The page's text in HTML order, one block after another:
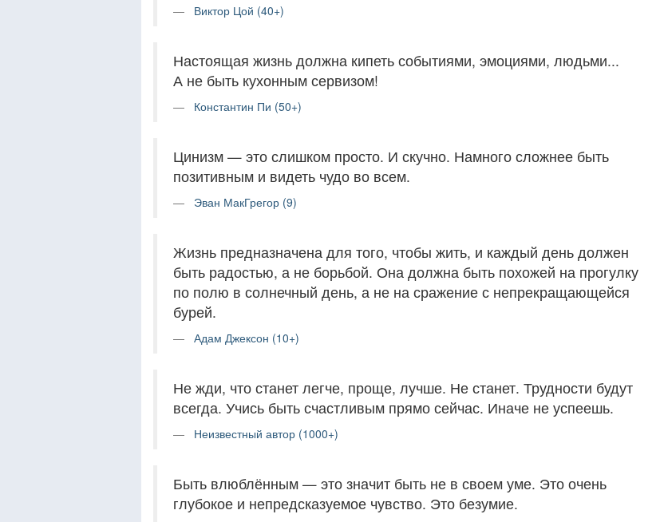
Виктор Цой (40+)
Настоящая жизнь должна кипеть событиями, эмоциями, людьми...
А не быть кухонным сервизом!
Константин Пи (50+)
Цинизм — это слишком просто. И скучно. Намного сложнее быть
позитивным и видеть чудо во всем.
Эван МакГрегор (9)
Жизнь предназначена для того, чтобы жить, и каждый день должен
быть радостью, а не борьбой. Она должна быть похожей на прогулку
по полю в солнечный день, а не на сражение с непрекращающейся
бурей.
Адам Джексон (10+)
Не жди, что станет легче, проще, лучше. Не станет. Трудности будут
всегда. Учись быть счастливым прямо сейчас. Иначе не успеешь.
Неизвестный автор (1000+)
Быть влюблённым — это значит быть не в своем уме. Это очень
глубокое и непредсказуемое чувство. Это безумие.